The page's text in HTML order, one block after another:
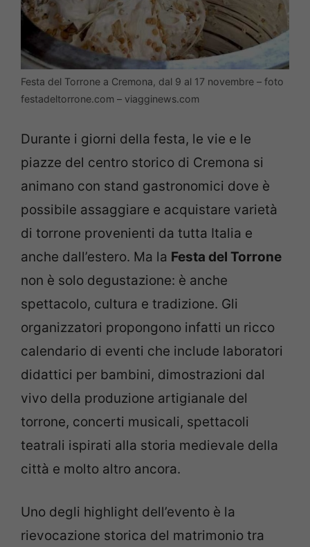
Festa del Torrone a Cremona, dal 9 al 17 novembre – foto
festadeltorrone.com – viagginews.com
Durante i giorni della festa, le vie e le
piazze del centro storico di Cremona si
animano con stand gastronomici dove è
possibile assaggiare e acquistare varietà
di torrone provenienti da tutta Italia e
anche dall’estero. Ma la Festa del Torrone
non è solo degustazione: è anche
spettacolo, cultura e tradizione. Gli
organizzatori propongono infatti un ricco
calendario di eventi che include laboratori
didattici per bambini, dimostrazioni dal
vivo della produzione artigianale del
torrone, concerti musicali, spettacoli
teatrali ispirati alla storia medievale della
città e molto altro ancora.
Uno degli highlight dell’evento è la
rievocazione storica del matrimonio tra